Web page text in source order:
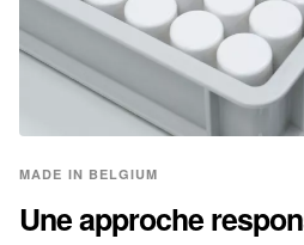
MADE IN BELGIUM
Une approche